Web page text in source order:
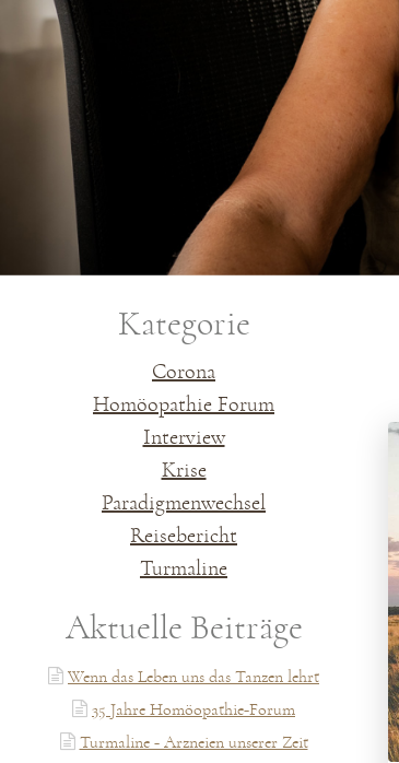
Kategorie
Corona
Homöopathie Forum
Interview
Krise
Paradigmenwechsel
Reisebericht
Turmaline
Aktuelle Beiträge
Wenn das Leben uns das Tanzen lehrt
35 Jahre Homöopathie-Forum
Turmaline - Arzneien unserer Zeit